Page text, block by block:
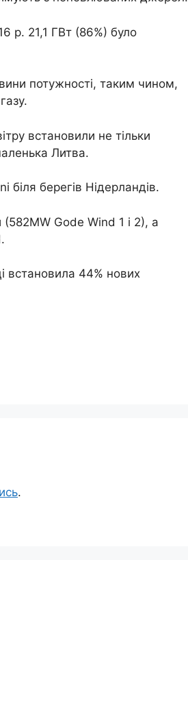
р. 21,1 ГВт (86%) було
потужності, таким чином,
встановили не тільки
Литва.
біля берегів Нідерландів.
(582MW Gode Wind 1 і 2), а
встановила 44% нових
.